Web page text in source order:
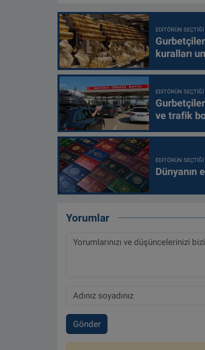
EDITÖRÜN SEÇTIĞI
kuralları
EDITÖRÜN SEÇTIĞI
ve trafik
EDITÖRÜN SEÇTIĞI
Dünyanın
Yorumlar
Gönder